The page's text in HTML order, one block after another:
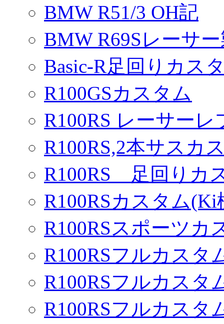
BMW R51/3 OH記
BMW R69Sレーサ
Basic-R足回りカス
R100GSカスタム
R100RS レーサー
R100RS,2本サスカ
R100RS 足回りカ
R100RSカスタム(Ki
R100RSスポーツカ
R100RSフルカスタ
R100RSフルカスタ
R100RSフルカスタ